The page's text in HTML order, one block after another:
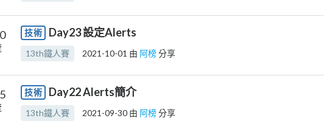
技術 Day23 設定Alerts
13th鐵人賽 2021-10-01 由 阿榜分享
技術 Day22 Alerts簡介
13th鐵人賽 2021-09-30 由 阿榜分享